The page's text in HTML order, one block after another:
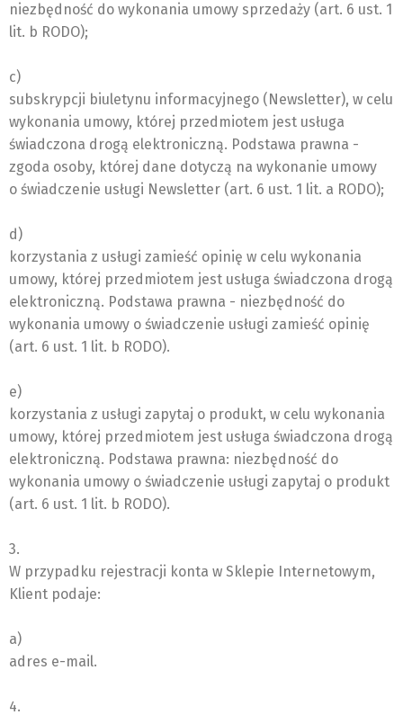
niezbędność do wykonania umowy sprzedaży (art. 6 ust. 1
lit. b RODO);
c)
subskrypcji biuletynu informacyjnego (Newsletter), w celu
wykonania umowy, której przedmiotem jest usługa
świadczona drogą elektroniczną. Podstawa prawna -
zgoda osoby, której dane dotyczą na wykonanie umowy
o świadczenie usługi Newsletter (art. 6 ust. 1 lit. a RODO);
d)
korzystania z usługi zamieść opinię w celu wykonania
umowy, której przedmiotem jest usługa świadczona drogą
elektroniczną. Podstawa prawna - niezbędność do
wykonania umowy o świadczenie usługi zamieść opinię
(art. 6 ust. 1 lit. b RODO).
e)
korzystania z usługi zapytaj o produkt, w celu wykonania
umowy, której przedmiotem jest usługa świadczona drogą
elektroniczną. Podstawa prawna: niezbędność do
wykonania umowy o świadczenie usługi zapytaj o produkt
(art. 6 ust. 1 lit. b RODO).
3.
W przypadku rejestracji konta w Sklepie Internetowym,
Klient podaje:
a)
adres e-mail.
4.